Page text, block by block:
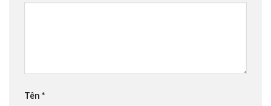
Tên *